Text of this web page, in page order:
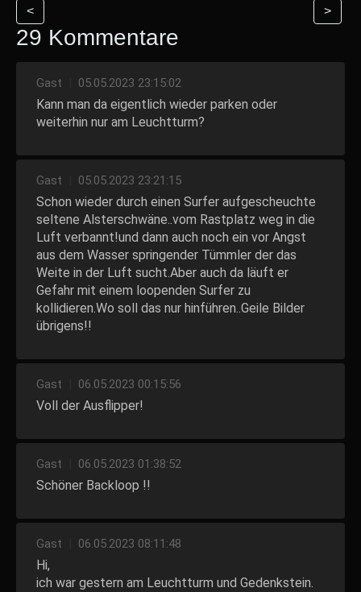
< >
29 Kommentare
Gast 05.05.2023 23:15:02
Kann man da eigentlich wieder parken oder
weiterhin nur am Leuchtturm?
Gast 05.05.2023 23:21:15
Schon wieder durch einen Surfer aufgescheuchte
seltene Alsterschwäne..vom Rastplatz weg in die
Luft verbannt!und dann auch noch ein vor Angst
aus dem Wasser springender Tümmler der das
Weite in der Luft sucht.Aber auch da läuft er
Gefahr mit einem loopenden Surfer zu
kollidieren.Wo soll das nur hinführen..Geile Bilder
übrigens!!
Gast 06.05.2023 00:15:56
Voll der Ausflipper!
Gast 06.05.2023 01:38:52
Schöner Backloop !!
Gast 06.05.2023 08:11:48
Hi,
ich war gestern am Leuchtturm und Gedenkstein.